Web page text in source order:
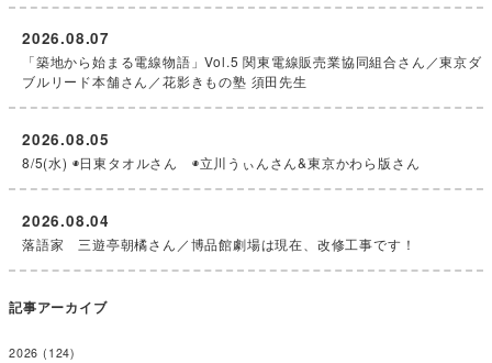
「築地から始まる電線物語」Vol.5 関東電線販売業協同組合さん／東京ダ
ブルリード本舗さん／花影きもの塾 須田先生
2026.08.07
8/5(水) ◉日東タオルさん ◉立川うぃんさん&東京かわら版さん
2026.08.05
落語家 三遊亭朝橘さん／博品館劇場は現在、改修工事です！
2026.08.04
記事アーカイブ
2026 (124)